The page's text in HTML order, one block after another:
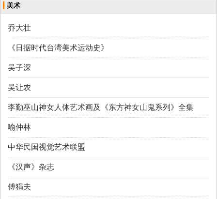
美术
乔大壮
《日据时代台湾美术运动史》
吴子深
吴让农
李勤巫山神女人体艺术画及《东方神女山鬼系列》全集
喻仲林
中华民国视觉艺术联盟
《汉声》杂志
傅狷夫